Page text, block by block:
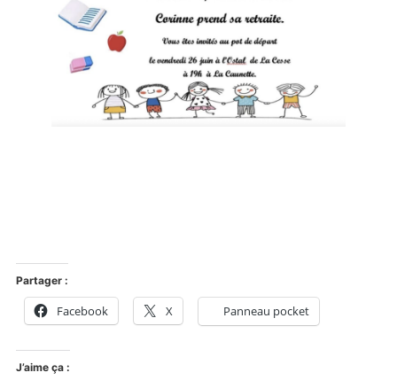
Partager :
Facebook X Panneau pocket
J’aime ça :